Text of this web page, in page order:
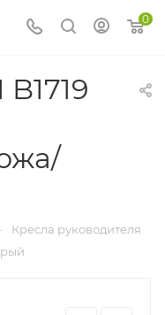
0
Кресла руководителя